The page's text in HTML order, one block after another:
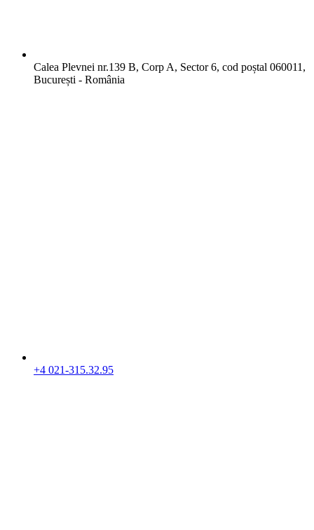
Calea Plevnei nr.139 B, Corp A, Sector 6, cod poștal 060011,
București - România
+4 021-315.32.95